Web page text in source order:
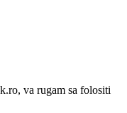
va rugam sa folositi